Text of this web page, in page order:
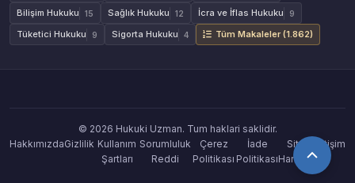
Bilişim Hukuku 15 Sağlık Hukuku 12 İcra ve İflas Hukuku 9
Tüketici Hukuku 9 Sigorta Hukuku 4 Tüm Makaleler (1.862)
© 2026 Hukuki Uzman. Tum haklari saklidir.
HakkımızdaGizlilik Kullanım
Şartları
Sorumluluk
Reddi
Çerez
Politikası
İade
Politikası
Site
Haritası
İletişim